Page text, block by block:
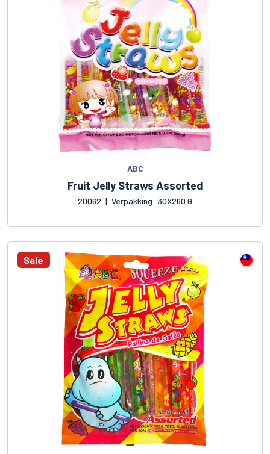
ABC
Fruit Jelly Straws Assorted
20062 | Verpakking: 30X260 G
Sale